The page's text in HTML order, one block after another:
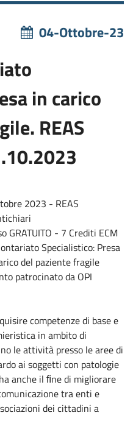
04-Ottobre-23
in carico
REAS
2023 - REAS
GRATUITO - 7 Crediti ECM
Specialistico: Presa
del paziente fragile
patrocinato da OPI
competenze di base e
in ambito di
le attività presso le aree di
ai soggetti con patologie
anche il ﬁne di migliorare
tra enti e
dei cittadini a